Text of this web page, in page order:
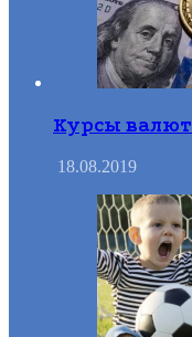
Курсы валют
18.08.2019